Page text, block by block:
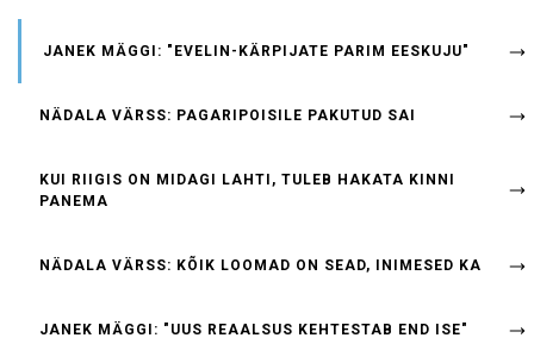
JANEK MÄGGI: "EVELIN-KÄRPIJATE PARIM EESKUJU"
NÄDALA VÄRSS: PAGARIPOISILE PAKUTUD SAI
KUI RIIGIS ON MIDAGI LAHTI, TULEB HAKATA KINNI
PANEMA
NÄDALA VÄRSS: KÕIK LOOMAD ON SEAD, INIMESED KA
JANEK MÄGGI: "UUS REAALSUS KEHTESTAB END ISE"